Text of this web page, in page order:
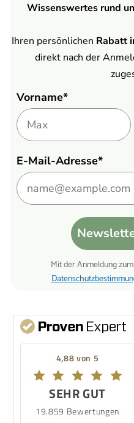
Wissenswertes rund
Ihren persönlichen Rabatt
direkt nach der
Vorname*
E-Mail-Adresse*
Mit der Anmeldung
4,88 von 5
SEHR GUT
19.859 Bewertungen